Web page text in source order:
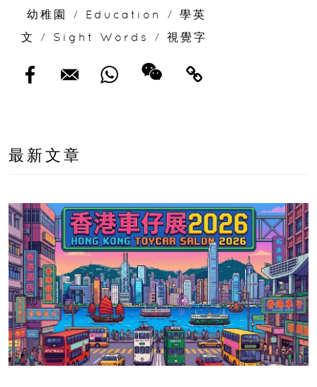
幼稚園
/ Education /
學英
文
/ Sight Words / 視覺字
最新文章